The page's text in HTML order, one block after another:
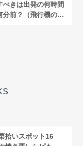
べきは出発の何時間
分前？（飛行機の乗
拾いスポット16